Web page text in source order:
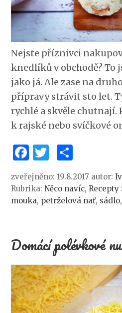
Nejste příznivci
knedlíků v obchodě? To
jako já. Ale zase na
přípravy strávit sto let.
rychlé a skvěle chutnají.
k rajské nebo svíčkové
Facebook
Twitter
zveřejněno: 19.8.2017 autor:
Rubrika:Něco navíc,Recepty
mouka, petrželová nať, sádlo
Domácí polévkové